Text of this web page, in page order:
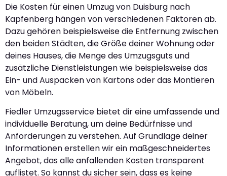
Die Kosten für einen Umzug von Duisburg nach
Kapfenberg hängen von verschiedenen Faktoren ab.
Dazu gehören beispielsweise die Entfernung zwischen
den beiden Städten, die Größe deiner Wohnung oder
deines Hauses, die Menge des Umzugsguts und
zusätzliche Dienstleistungen wie beispielsweise das
Ein- und Auspacken von Kartons oder das Montieren
von Möbeln.
Fiedler Umzugsservice bietet dir eine umfassende und
individuelle Beratung, um deine Bedürfnisse und
Anforderungen zu verstehen. Auf Grundlage deiner
Informationen erstellen wir ein maßgeschneidertes
Angebot, das alle anfallenden Kosten transparent
auflistet. So kannst du sicher sein, dass es keine